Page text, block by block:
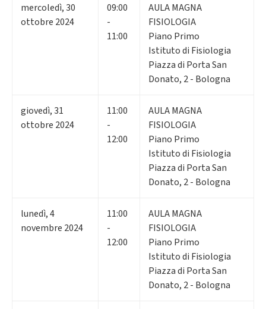
mercoledì,30
ottobre 2024
09:00
-
11:00
AULA MAGNA
FISIOLOGIA
Piano Primo
Istituto di Fisiologia
Piazza di Porta San
Donato, 2 - Bologna
giovedì,31
ottobre 2024
11:00
-
12:00
AULA MAGNA
FISIOLOGIA
Piano Primo
Istituto di Fisiologia
Piazza di Porta San
Donato, 2 - Bologna
lunedì,4
novembre 2024
11:00
-
12:00
AULA MAGNA
FISIOLOGIA
Piano Primo
Istituto di Fisiologia
Piazza di Porta San
Donato, 2 - Bologna